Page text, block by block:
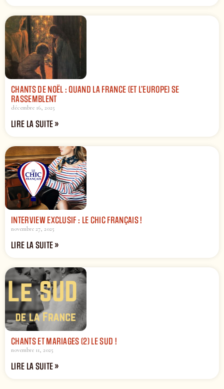
CHANTS DE NOËL : QUAND LA FRANCE (ET L’EUROPE) SE
RASSEMBLENT
décembre 16, 2025
LIRE LA SUITE »
INTERVIEW EXCLUSIF : LE CHIC FRANÇAIS !
novembre 27, 2025
LIRE LA SUITE »
CHANTS ET MARIAGES (2) LE SUD !
novembre 11, 2025
LIRE LA SUITE »